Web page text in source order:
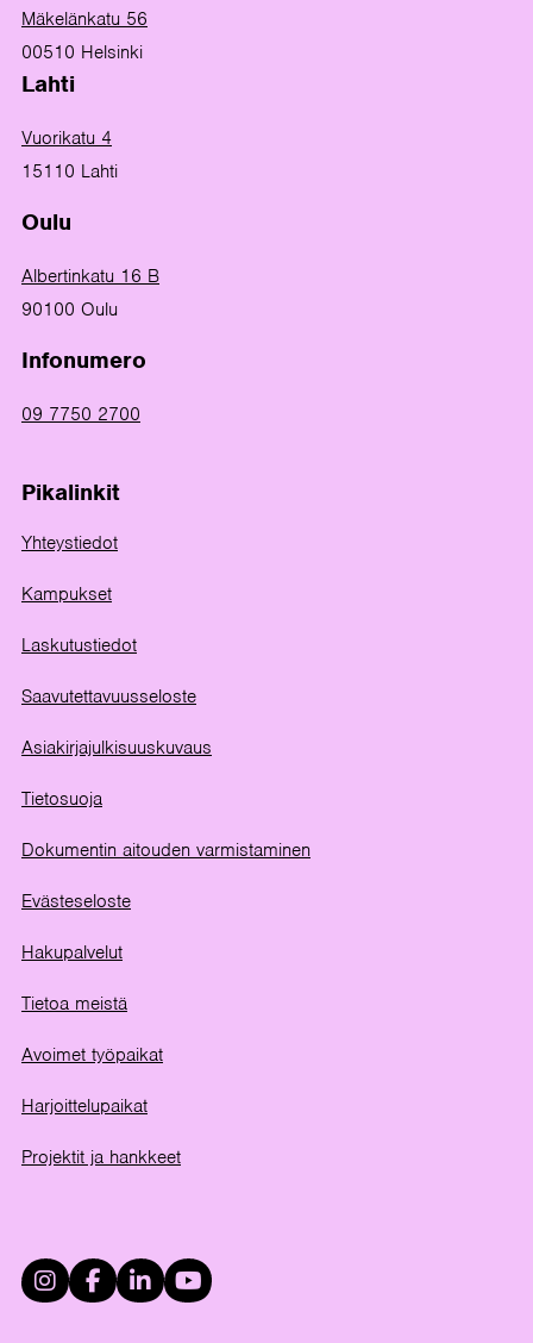
Mäkelänkatu 56
00510 Helsinki
Lahti
Vuorikatu 4
15110 Lahti
Oulu
Albertinkatu 16 B
90100 Oulu
Infonumero
09 7750 2700
Pikalinkit
Yhteystiedot
Kampukset
Laskutustiedot
Saavutettavuusseloste
Asiakirjajulkisuuskuvaus
Tietosuoja
Dokumentin aitouden varmistaminen
Evästeseloste
Hakupalvelut
Tietoa meistä
Avoimet työpaikat
Harjoittelupaikat
Projektit ja hankkeet